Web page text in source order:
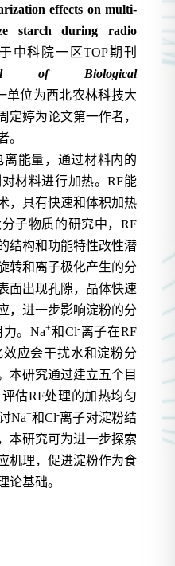
effects on multi-
starch during radio
中科院一区TOP期刊
of Biological
单位为西北农林科技大
定婷为论文第一作者，
。
离能量，通过材料内的
材料进行加热。RF能
，具有快速和体积加热
子物质的研究中， RF
结构和功能特性改性潜
转和离子极化产生的分
面出现孔隙，晶体快速
，进一步影响淀粉的分
力。Na+和Cl-离子在RF
应会干扰水和淀粉分
本研究通过建立五个目
估RF处理的加热均匀
Na+和Cl-离子对淀粉结
本研究可为进一步探索
机理，促进淀粉作为食
论基础。